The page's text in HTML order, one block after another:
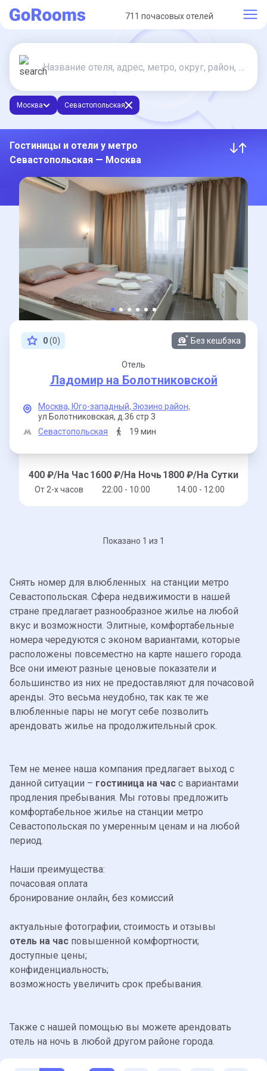
711 почасовых отелей
Москва Севастопольская
Гостиницы и отели у метро
Севастопольская — Москва
0(0) Без кешбэка
Отель
Ладомир на Болотниковской
Москва, Юго-западный, Зюзино район,
ул Болотниковская, д.36 стр 3
Севастопольская
19 мин
400 ₽/На Час
От 2-x часов
1600 ₽/На Ночь
22:00 - 10:00
1800 ₽/На Сутки
14:00 - 12:00
Показано 1 из 1
Снять номер для влюбленных на станции метро
Севастопольская. Сфера недвижимости в нашей
стране предлагает разнообразное жилье на любой
вкус и возможности. Элитные, комфортабельные
номера чередуются с эконом вариантами, которые
расположены повсеместно на карте нашего города.
Все они имеют разные ценовые показатели и
большинство из них не предоставляют для почасовой
аренды. Это весьма неудобно, так как те же
влюбленные пары не могут себе позволить
арендовать жилье на продолжительный срок.
Тем не менее наша компания предлагает выход с
данной ситуации – гостиница на час с вариантами
продления пребывания. Мы готовы предложить
комфортабельное жилье на станции метро
Севастопольская по умеренным ценам и на любой
период.
Наши преимущества:
почасовая оплата
бронирование онлайн, без комиссий
актуальные фотографии, стоимость и отзывы
отель на час повышенной комфортности;
доступные цены;
конфиденциальность;
возможность увеличить срок пребывания.
Также с нашей помощью вы можете арендовать
отель на ночь в любой другом районе города.